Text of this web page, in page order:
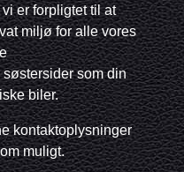
er forpligtet til at
miljø for alle vores
som din
biler.
kontaktoplysninger
muligt.